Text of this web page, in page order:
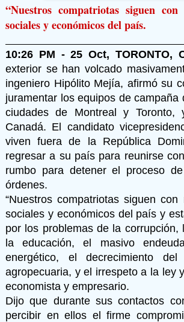
“Nuestros compatriotas siguen
sociales y económicos del país.
10:26 PM - 25 Oct, TORONTO,
exterior se han volcado
ingeniero Hipólito Mejía, afirmó su
juramentar los equipos de
ciudades de Montreal y
Canadá. El candidato
viven fuera de la República
regresar a su país para reunirse
rumbo para detener el proceso
órdenes.
“Nuestros compatriotas siguen
sociales y económicos del país y
por los problemas de la
la educación, el masivo
energético, el decrecimiento
agropecuaria, y el irrespeto a la ley
economista y empresario.
Dijo que durante sus contactos
percibir en ellos el firme